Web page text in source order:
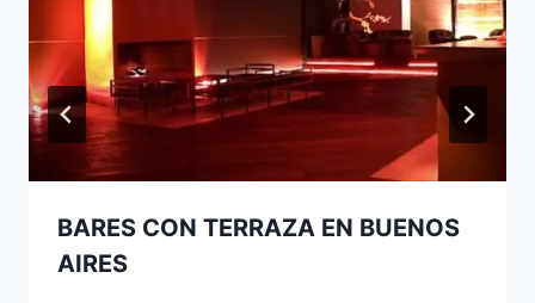
BARES CON TERRAZA EN BUENOS
AIRES